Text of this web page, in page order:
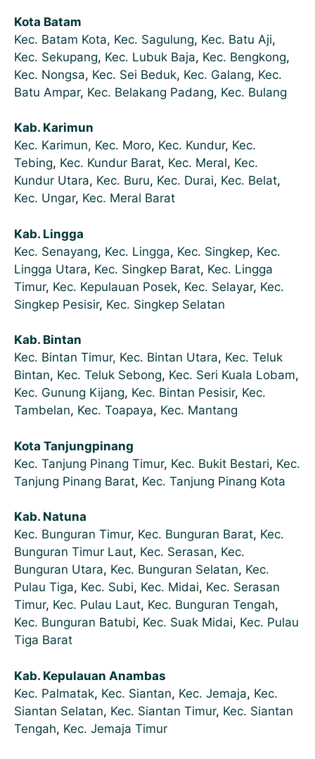
Kota Batam
Kec. Batam Kota, Kec. Sagulung, Kec. Batu Aji,
Kec. Sekupang, Kec. Lubuk Baja, Kec. Bengkong,
Kec. Nongsa, Kec. Sei Beduk, Kec. Galang, Kec.
Batu Ampar, Kec. Belakang Padang, Kec. Bulang
Kab. Karimun
Kec. Karimun, Kec. Moro, Kec. Kundur, Kec.
Tebing, Kec. Kundur Barat, Kec. Meral, Kec.
Kundur Utara, Kec. Buru, Kec. Durai, Kec. Belat,
Kec. Ungar, Kec. Meral Barat
Kab. Lingga
Kec. Senayang, Kec. Lingga, Kec. Singkep, Kec.
Lingga Utara, Kec. Singkep Barat, Kec. Lingga
Timur, Kec. Kepulauan Posek, Kec. Selayar, Kec.
Singkep Pesisir, Kec. Singkep Selatan
Kab. Bintan
Kec. Bintan Timur, Kec. Bintan Utara, Kec. Teluk
Bintan, Kec. Teluk Sebong, Kec. Seri Kuala Lobam,
Kec. Gunung Kijang, Kec. Bintan Pesisir, Kec.
Tambelan, Kec. Toapaya, Kec. Mantang
Kota Tanjungpinang
Kec. Tanjung Pinang Timur, Kec. Bukit Bestari, Kec.
Tanjung Pinang Barat, Kec. Tanjung Pinang Kota
Kab. Natuna
Kec. Bunguran Timur, Kec. Bunguran Barat, Kec.
Bunguran Timur Laut, Kec. Serasan, Kec.
Bunguran Utara, Kec. Bunguran Selatan, Kec.
Pulau Tiga, Kec. Subi, Kec. Midai, Kec. Serasan
Timur, Kec. Pulau Laut, Kec. Bunguran Tengah,
Kec. Bunguran Batubi, Kec. Suak Midai, Kec. Pulau
Tiga Barat
Kab. Kepulauan Anambas
Kec. Palmatak, Kec. Siantan, Kec. Jemaja, Kec.
Siantan Selatan, Kec. Siantan Timur, Kec. Siantan
Tengah, Kec. Jemaja Timur